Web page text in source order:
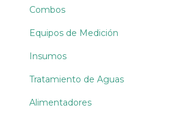
Combos
Equipos de Medición
Insumos
Tratamiento de Aguas
Alimentadores